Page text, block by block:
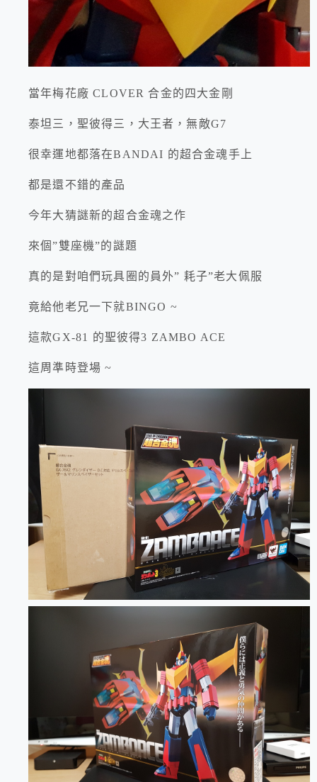
當年梅花廠 CLOVER 合金的四大金剛
泰坦三，聖彼得三，大王者，無敵G7
很幸運地都落在BANDAI 的超合金魂手上
都是還不錯的產品
今年大猜謎新的超合金魂之作
來個”雙座機”的謎題
真的是對咱們玩具圈的員外” 耗子”老大佩服
竟給他老兄一下就BINGO ~
這款GX-81 的聖彼得3 ZAMBO ACE
這周準時登場 ~